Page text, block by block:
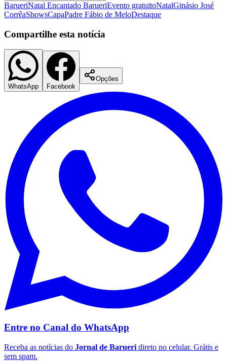
São Paulo
BarueriNatal Encantado BarueriEvento gratuitoNatalGinásio José
CorrêaShowsCapaPadre Fábio de MeloDestaque
Compartilhe esta notícia
WhatsApp Facebook
Opções
Entre no Canal do WhatsApp
Receba as notícias do Jornal de Barueri direto no celular. Grátis e
sem spam.